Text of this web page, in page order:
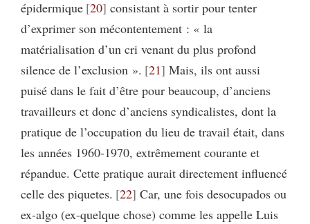
épidermique 20 consistant à sortir pour tenter
d’exprimer son mécontentement : « la
matérialisation d’un cri venant du plus profond
silence de l’exclusion ». 21 Mais, ils ont aussi
puisé dans le fait d’être pour beaucoup, d’anciens
travailleurs et donc d’anciens syndicalistes, dont la
pratique de l’occupation du lieu de travail était, dans
les années 1960-1970, extrêmement courante et
répandue. Cette pratique aurait directement influencé
celle des piquetes. 22 Car, une fois desocupados ou
ex-algo (ex-quelque chose) comme les appelle Luis